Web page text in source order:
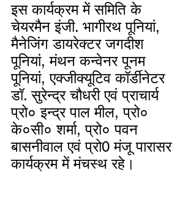
इस कार्यक्रम में समिति के
चेयरमैन इंजी. भागीरथ पूनियां,
मैनेजिंग डायरेक्टर जगदीश
पूनियां, मंथन कन्वेनर पूनम
पूनियां, एक्जीक्यूटिव कॉर्डीनेटर
डॉ. सुरेन्द्र चौधरी एवं प्राचार्य
प्रो० इन्द्र पाल मील, प्रो०
के०सी० शर्मा, प्रो० पवन
बासनीवाल एवं प्रो0 मंजू पारासर
कार्यक्रम में मंचस्थ रहे।